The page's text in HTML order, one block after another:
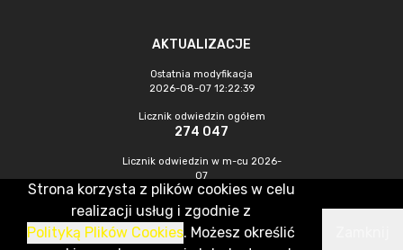
AKTUALIZACJE
Ostatnia modyfikacja
2026-08-07 12:22:39
Licznik odwiedzin ogółem
274 047
Licznik odwiedzin w m-cu 2026-
07
836
CMS & Hosting: Nefeni Sp. z o.o.
Strona korzysta z plików cookies w celu
realizacji usług i zgodnie z
Polityką Plików Cookies. Możesz określić